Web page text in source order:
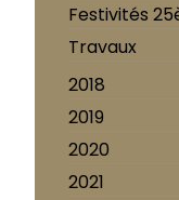
Festivités
Travaux
2018
2019
2020
2021